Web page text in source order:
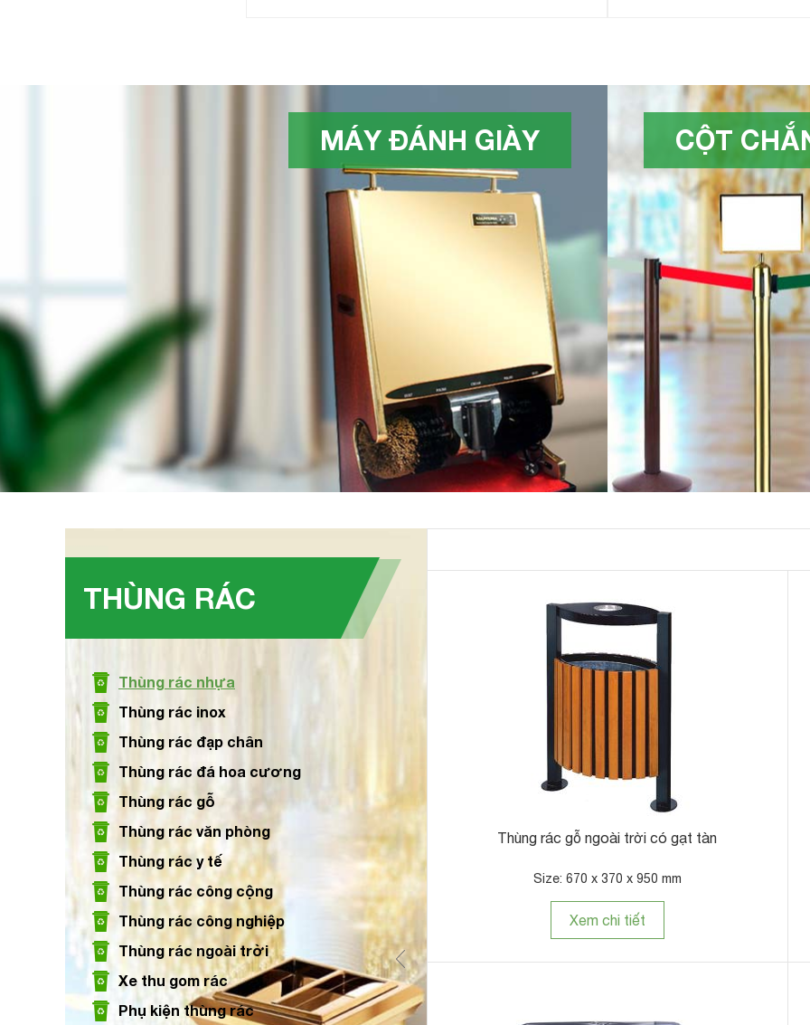
MÁY ĐÁNH GIÀY CỘT
THÙNG RÁC
Thùng rác nhựa
Thùng rác inox
Thùng rác đạp chân
Thùng rác đá hoa cương
Thùng rác gỗ
Thùng rác văn phòng
Thùng rác y tế
Thùng rác công cộng
Thùng rác công nghiệp
Thùng rác ngoài trời
Xe thu gom rác
Phụ kiện thùng rác
Thùng rác thép sơn đen nắp lật Ø25
Thùng rác nhựa màu ghi 240L
Size: 740 x 600 x 1015 mm
Xem chi tiết
Thùng rác gỗ ngoài trời có gạt tàn
Size: 670 x 370 x 950 mm
Xem chi tiết